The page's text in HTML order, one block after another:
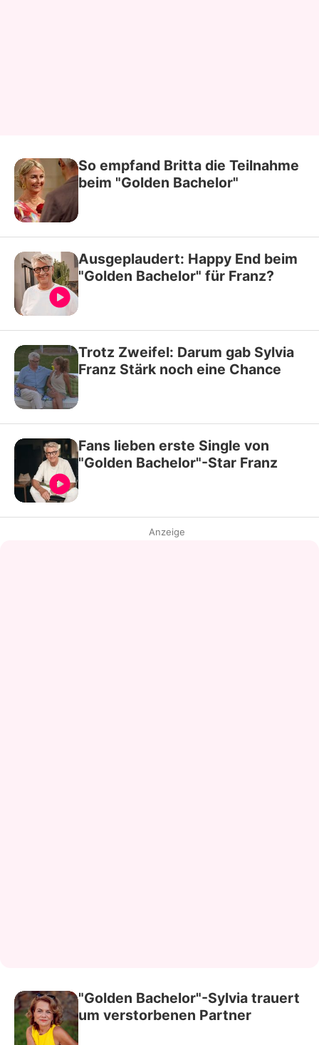
So empfand Britta die Teilnahme
beim "Golden Bachelor"
Ausgeplaudert: Happy End beim
"Golden Bachelor" für Franz?
Trotz Zweifel: Darum gab Sylvia
Franz Stärk noch eine Chance
Fans lieben erste Single von
"Golden Bachelor"-Star Franz
Anzeige
"Golden Bachelor"-Sylvia trauert
um verstorbenen Partner